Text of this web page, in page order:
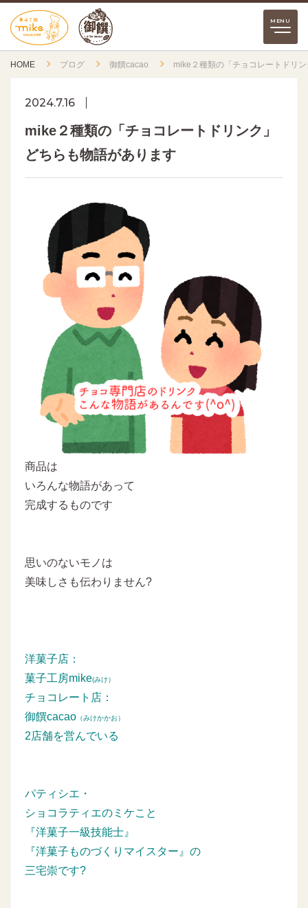
HOME ブログ 御饌cacao mike２種類の「チョコレートドリ
2024.7.16
mike２種類の「チョコレートドリンク」
どちらも物語があります
商品は
いろんな物語があって
完成するものです
思いのないモノは
美味しさも伝わりません?
洋菓子店：
菓子工房mike(みけ）
チョコレート店：
御饌cacao （みけかかお）
2店舗を営んでいる
パティシエ・
ショコラティエのミケこと
『洋菓子一級技能士』
『洋菓子ものづくりマイスター』の
三宅崇です?